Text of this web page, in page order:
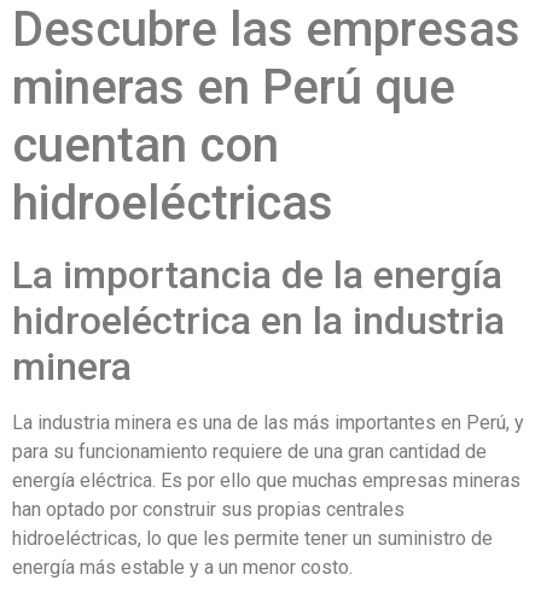
Descubre las empresas
mineras en Perú que
cuentan con
hidroeléctricas
La importancia de la energía
hidroeléctrica en la industria
minera
La industria minera es una de las más importantes en Perú, y
para su funcionamiento requiere de una gran cantidad de
energía eléctrica. Es por ello que muchas empresas mineras
han optado por construir sus propias centrales
hidroeléctricas, lo que les permite tener un suministro de
energía más estable y a un menor costo.